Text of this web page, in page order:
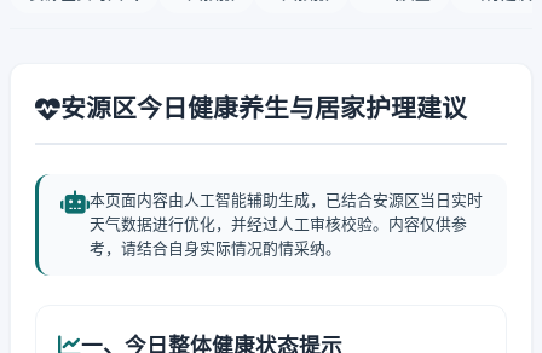
安源区今日健康养生与居家护理建议
本页面内容由人工智能辅助生成，已结合安源区当日实时
天气数据进行优化，并经过人工审核校验。内容仅供参
考，请结合自身实际情况酌情采纳。
一、今日整体健康状态提示